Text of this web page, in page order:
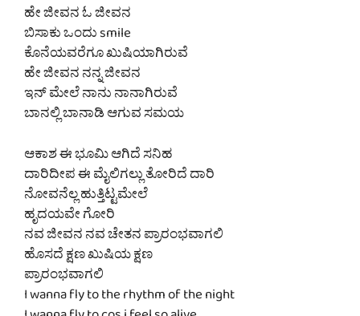
ಹೇ ಜೀವನ ಓ ಜೀವನ
ಬಿಸಾಕು ಒಂದು smile
ಕೊನೆಯವರೆಗೂ ಖುಷಿಯಾಗಿರುವೆ
ಹೇ ಜೀವನ ನನ್ನ ಜೀವನ
ಇನ್ ಮೇಲೆ ನಾನು ನಾನಾಗಿರುವೆ
ಬಾನಲ್ಲಿ ಬಾನಾಡಿ ಆಗುವ ಸಮಯ
ಆಕಾಶ ಈ ಭೂಮಿ ಆಗಿದೆ ಸನಿಹ
ದಾರಿದೀಪ ಈ ಮೈಲಿಗಲ್ಲು ತೋರಿದೆ ದಾರಿ
ನೋವನೆಲ್ಲ ಹುತ್ತಿಟ್ಟಮೇಲೆ
ಹೃದಯವೇ ಗೋರಿ
ನವ ಜೀವನ ನವ ಚೇತನ ಪ್ರಾರಂಭವಾಗಲಿ
ಹೊಸದೆ ಕ್ಷಣ ಖುಷಿಯ ಕ್ಷಣ
ಪ್ರಾರಂಭವಾಗಲಿ
I wanna fly to the rhythm of the night